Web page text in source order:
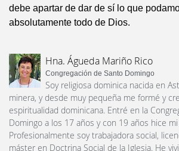
debe apartar de dar de sí lo que
absolutamente todo de Dios.
Hna. Águeda Mariño Rico
Congregación de Santo Domingo
Soy religiosa dominica nacida en
minera, y desde muy pequeña me formé y
espiritualidad dominicana. Entré en la
Domingo a los 17 años y con 19 años hice
Profesionalmente soy trabajadora social,
máster en Doctrina Social de la Iglesia. He